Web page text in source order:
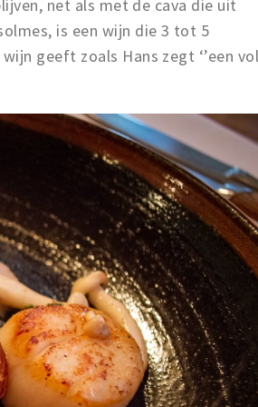
net als met de cava die uit
is een wijn die 3 tot 5
geeft zoals Hans zegt ‘’een